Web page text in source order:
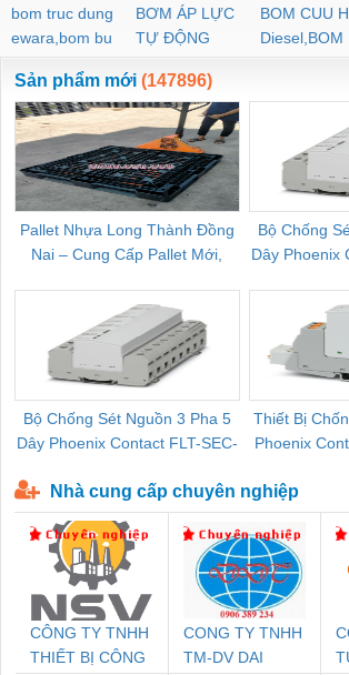
bom truc dung
ewara,bom bu
ewara
BƠM ÁP LỰC
TỰ ĐỘNG
BOM CUU
Diesel,BOM
CHUA CHAY
Sản phẩm mới (147896)
Pallet Nhựa Long Thành Đồng
Nai – Cung Cấp Pallet Mới,
Bộ Chống
Dây Phoenix
Bộ Chống Sét Nguồn 3 Pha 5
Dây Phoenix Contact FLT-SEC-
Thiết Bị
Phoenix
Nhà cung cấp chuyên nghiệp
CÔNG TY TNHH
THIẾT BỊ CÔNG
CONG TY TNHH
TM-DV DAI